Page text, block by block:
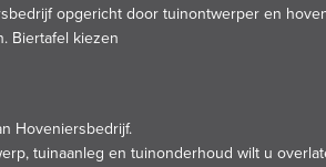
opgericht door tuinontwerper en
Biertafel kiezen
Hoveniersbedrijf.
tuinaanleg en tuinonderhoud wilt u